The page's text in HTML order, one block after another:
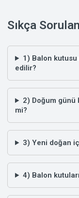
Sıkça
1) Balon
edilir?
2) Doğum günü
mi?
3) Yeni doğan
4) Balon